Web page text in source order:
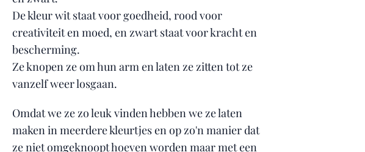
De kleur wit staat voor goedheid, rood voor
creativiteit en moed, en zwart staat voor kracht en
bescherming.
Ze knopen ze om hun arm en laten ze zitten tot ze
vanzelf weer losgaan.
Omdat we ze zo leuk vinden hebben we ze laten
maken in meerdere kleurtjes en op zo'n manier dat
ze niet omgeknoopt hoeven worden maar met een